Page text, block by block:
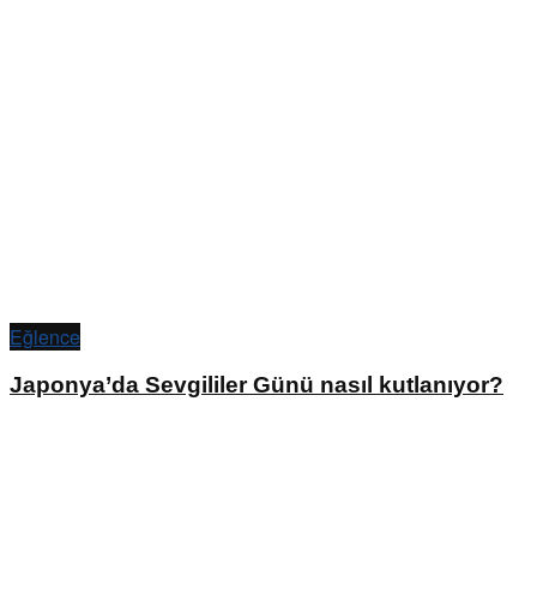
Eğlence
Japonya’da Sevgililer Günü nasıl kutlanıyor?